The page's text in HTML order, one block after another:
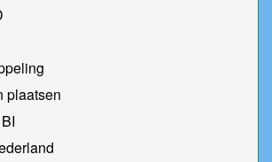
plaatsen